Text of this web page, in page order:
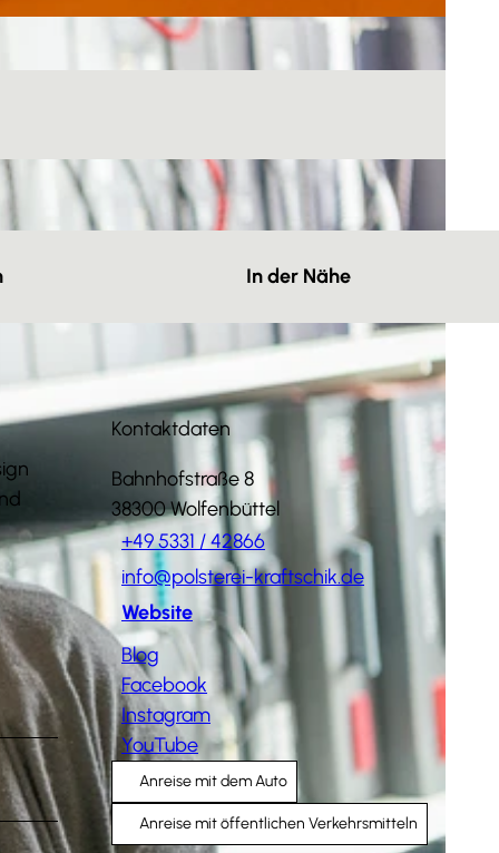
In der Nähe
Kontaktdaten
Bahnhofstraße 8
38300Wolfenbüttel
+49 5331 / 42866
info@polsterei-kraftschik.de
Website
Blog
Facebook
Instagram
YouTube
Anreise mit dem Auto
Anreise mit öffentlichen Verkehrsmitteln